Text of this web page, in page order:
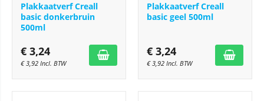
Plakkaatverf Creall
basic donkerbruin
500ml
€ 3,24
€3,92 Incl. BTW
Plakkaatverf Creall
basic geel 500ml
€ 3,24
€3,92 Incl. BTW